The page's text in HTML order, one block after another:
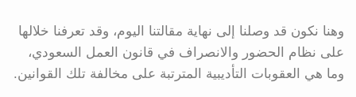
وهنا نكون قد وصلنا إلى نهاية مقالتنا اليوم، وقد تعرفنا خلالها
على نظام الحضور والانصراف في قانون العمل السعودي،
وما هي العقوبات التأديبية المترتبة على مخالفة تلك القوانين.